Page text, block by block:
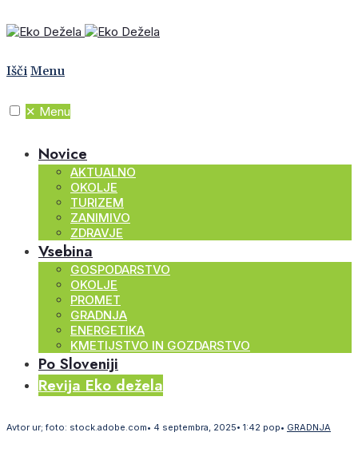
Išči Menu
✕ Menu
Novice
AKTUALNO
OKOLJE
TURIZEM
ZANIMIVO
ZDRAVJE
Vsebina
GOSPODARSTVO
OKOLJE
PROMET
GRADNJA
ENERGETIKA
KMETIJSTVO IN GOZDARSTVO
Po Sloveniji
Revija Eko dežela
Avtor ur; foto: stock.adobe.com• 4 septembra, 2025• 1:42 pop• GRADNJA